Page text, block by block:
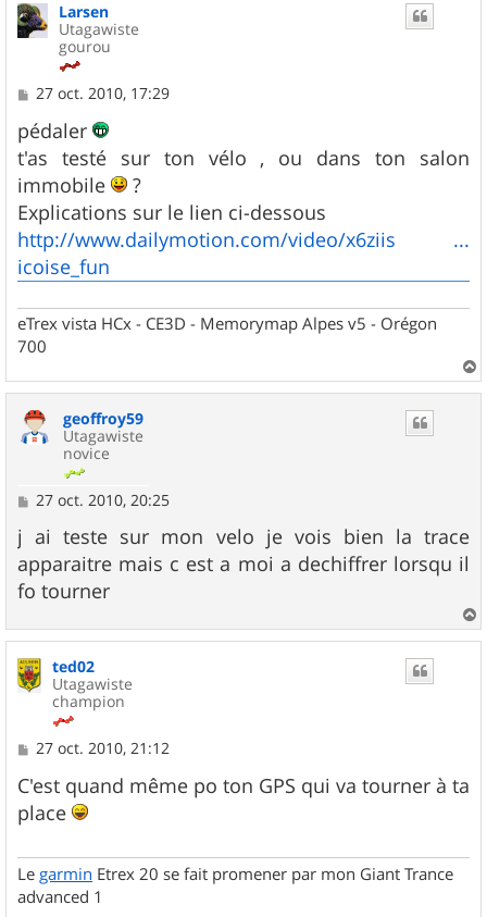
Larsen
Utagawiste
gourou
M
s
s
a
g
e
27 oct. 2010, 17:29
pédaler
t'as testé sur ton vélo , ou dans ton salon
immobile
?
Explications sur le lien ci-dessous
http://www.dailymotion.com/video/x6ziis ...
icoise_fun
eTrex vista HCx - CE3D - Memorymap Alpes v5 - Orégon
700
a
geoffroy59
Utagawiste
novice
M
s
s
a
g
e
27 oct. 2010, 20:25
j ai teste sur mon velo je vois bien la trace
apparaitre mais c est a moi a dechiffrer lorsqu il
fo tourner
a
ted02
Utagawiste
champion
M
s
s
a
27 oct. 2010, 21:12
C'est quand même po ton GPS qui va tourner à ta
place
Le garmin Etrex 20 se fait promener par mon Giant Trance
advanced 1